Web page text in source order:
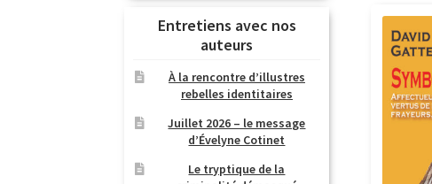
Entretiens avec nos
auteurs
À la rencontre d’illustres
rebelles identitaires
Juillet 2026 – le message
d’Évelyne Cotinet
Le tryptique de la